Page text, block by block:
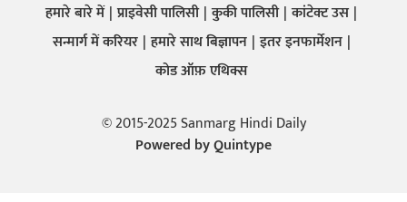
हमारे बारे में प्राइवेसी पालिसी कुकी पालिसी कांटेक्ट उस
सन्मार्ग में करियर हमारे साथ बिज्ञापन इतर इनफार्मेशन
कोड ऑफ़ एथिक्स
© 2015-2025 Sanmarg Hindi Daily
Powered byQuintype